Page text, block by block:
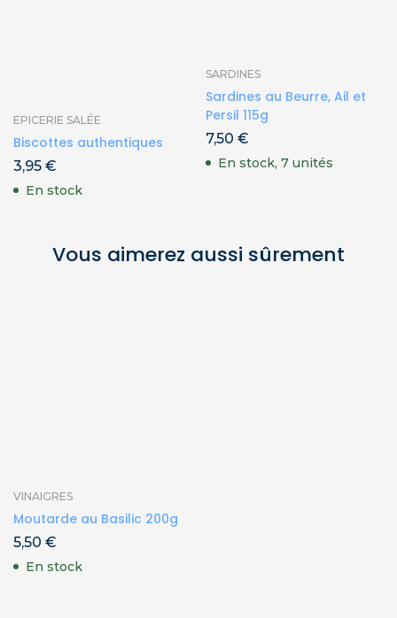
EPICERIE SALÉE
Biscottes authentiques
3,95 €
En stock
SARDINES
Sardines au Beurre, Ail et
Persil 115g
7,50 €
En stock, 7 unités
Vous aimerez aussi sûrement
VINAIGRES
Moutarde au Basilic 200g
5,50 €
En stock